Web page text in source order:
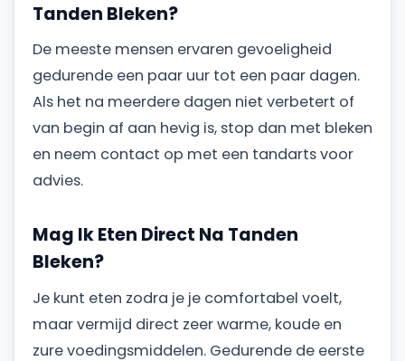
Tanden Bleken?
De meeste mensen ervaren gevoeligheid
gedurende een paar uur tot een paar dagen.
Als het na meerdere dagen niet verbetert of
van begin af aan hevig is, stop dan met bleken
en neem contact op met een tandarts voor
advies.
Mag Ik Eten Direct Na Tanden
Bleken?
Je kunt eten zodra je je comfortabel voelt,
maar vermijd direct zeer warme, koude en
zure voedingsmiddelen. Gedurende de eerste